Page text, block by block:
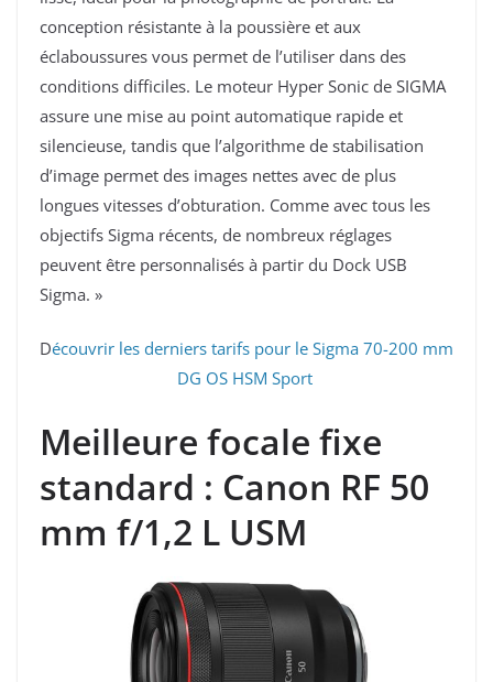
conception résistante à la poussière et aux
éclaboussures vous permet de l’utiliser dans des
conditions difficiles. Le moteur Hyper Sonic de SIGMA
assure une mise au point automatique rapide et
silencieuse, tandis que l’algorithme de stabilisation
d’image permet des images nettes avec de plus
longues vitesses d’obturation. Comme avec tous les
objectifs Sigma récents, de nombreux réglages
peuvent être personnalisés à partir du Dock USB
Sigma. »
Découvrir les derniers tarifs pour le Sigma 70-200 mm
DG OS HSM Sport
Meilleure focale fixe
standard : Canon RF 50
mm f/1,2 L USM